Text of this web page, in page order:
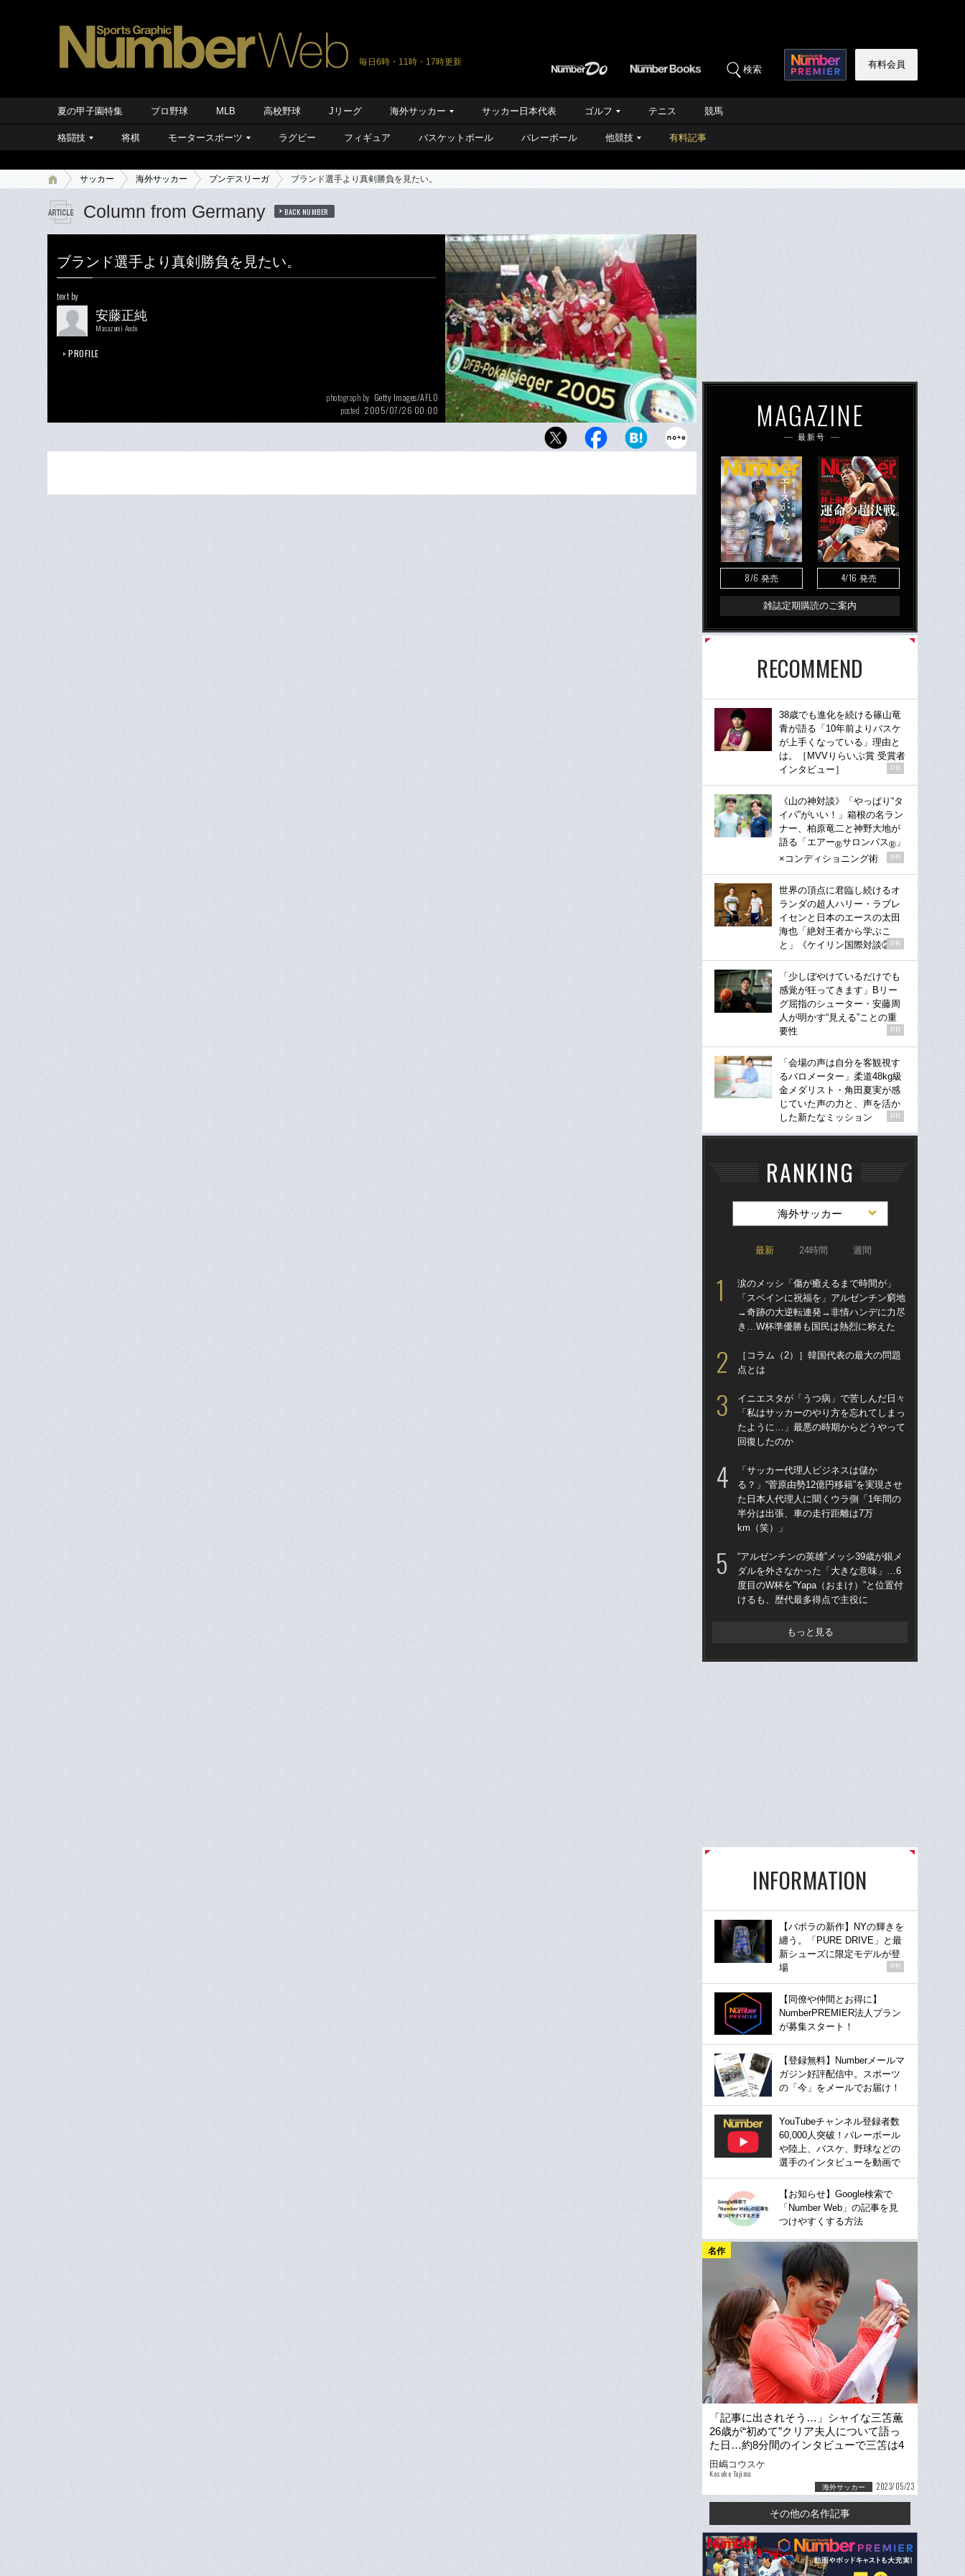
毎日6時・11時・17時更新
検索 有料会員
夏の甲子園特集 プロ野球 MLB 高校野球 Jリーグ 海外サッカー サッカー日本代表 ゴルフ テニス 競馬
格闘技 将棋 モータースポーツ ラグビー フィギュア バスケットボール バレーボール 他競技 有料記事
サッカー 海外サッカー ブンデスリーガ ブランド選手より真剣勝負を見たい。
Column from Germany BACK NUMBER
ブランド選手より真剣勝負を見たい。
text by
安藤正純
Masazumi Ando
PROFILE
photograph by Getty Images/AFLO
posted 2005/07/26 00:00 MAGAZINE
最新号
8/6 発売 4/16 発売
雑誌定期購読のご案内
RECOMMEND
38歳でも進化を続ける篠山竜
青が語る「10年前よりバスケ
が上手くなっている」理由と
は。［MVVりらいぶ賞 受賞者
インタビュー］
PR
《山の神対談》「やっぱり“タ
イパ”がいい！」箱根の名ラン
ナー、柏原竜二と神野大地が
語る「エアー®サロンパス® 」
×コンディショニング術
PR
世界の頂点に君臨し続けるオ
ランダの超人ハリー・ラブレ
イセンと日本のエースの太田
海也「絶対王者から学ぶこ
と」《ケイリン国際対談②》
PR
「少しぼやけているだけでも
感覚が狂ってきます」Bリー
グ屈指のシューター・安藤周
人が明かす“見える”ことの重
要性
PR
「会場の声は自分を客観視す
るバロメーター」柔道48kg級
金メダリスト・角田夏実が感
じていた声の力と、声を活か
した新たなミッション
PR
RANKING
海外サッカー
最新 24時間 週間
涙のメッシ「傷が癒えるまで時間が」
「スペインに祝福を」アルゼンチン窮地
→奇跡の大逆転連発→非情ハンデに力尽
き…W杯準優勝も国民は熱烈に称えた
［コラム（2）］韓国代表の最大の問題
点とは
イニエスタが「うつ病」で苦しんだ日々
「私はサッカーのやり方を忘れてしまっ
たように…」最悪の時期からどうやって
回復したのか
「サッカー代理人ビジネスは儲か
る？」“菅原由勢12億円移籍”を実現させ
た日本人代理人に聞くウラ側「1年間の
半分は出張、車の走行距離は7万
km（笑）」
“アルゼンチンの英雄”メッシ39歳が銀メ
ダルを外さなかった「大きな意味」…6
度目のW杯を”Yapa（おまけ）”と位置付
けるも、歴代最多得点で主役に
もっと見る
INFORMATION
【バボラの新作】NYの輝きを
纏う。「PURE DRIVE」と最
新シューズに限定モデルが登
場
PR
【同僚や仲間とお得に】
NumberPREMIER法人プラン
が募集スタート！
【登録無料】Numberメールマ
ガジン好評配信中。スポーツ
の「今」をメールでお届け！
YouTubeチャンネル登録者数
60,000人突破！バレーボール
や陸上、バスケ、野球などの
選手のインタビューを動画で
【お知らせ】Google検索で
「Number Web」の記事を見
つけやすくする方法
名作
「記事に出されそう…」シャイな三笘薫
26歳が“初めて”クリア夫人について語っ
た日…約8分間のインタビューで三笘は4
回も現地記者を笑わせた
田嶋コウスケ
Kosuke Tajima
海外サッカー 2023/05/23
その他の名作記事